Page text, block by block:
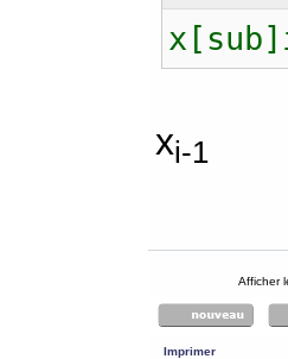
xi-1
Afficher
Imprimer